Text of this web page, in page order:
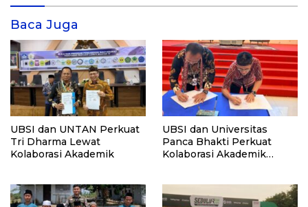
Baca Juga
UBSI dan UNTAN Perkuat
Tri Dharma Lewat
Kolaborasi Akademik
UBSI dan Universitas
Panca Bhakti Perkuat
Kolaborasi Akademik